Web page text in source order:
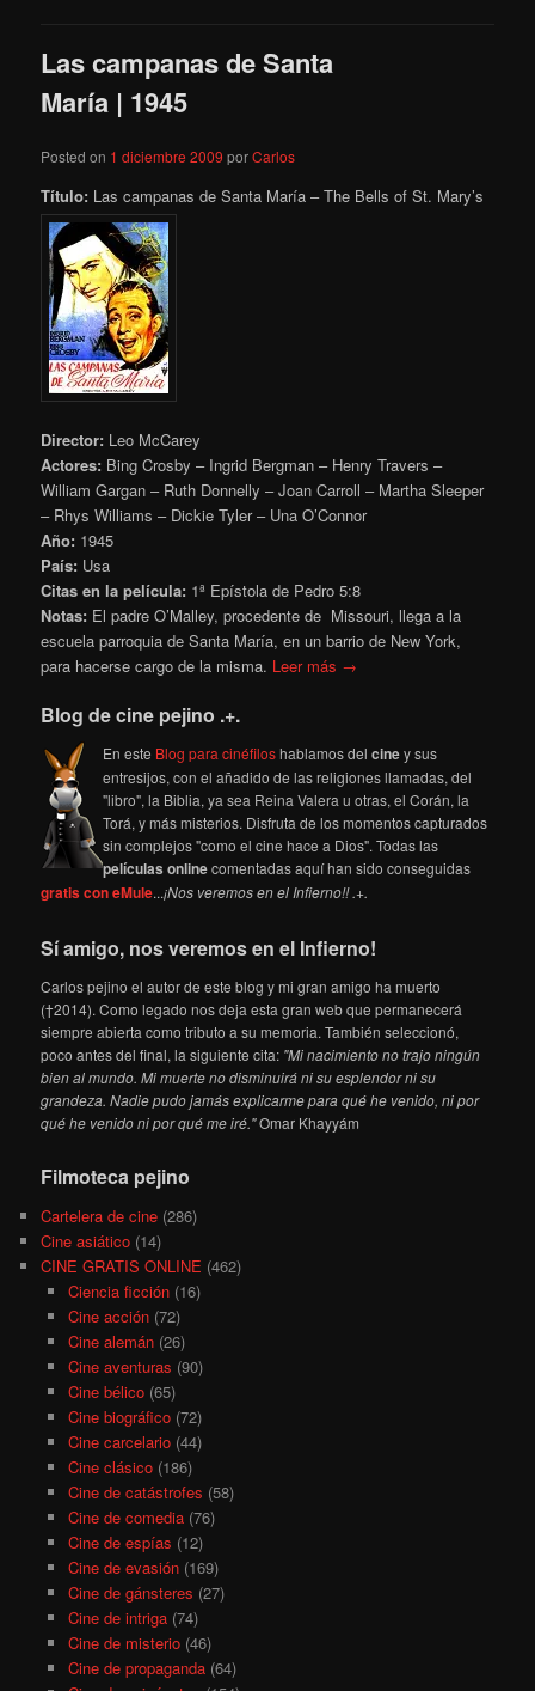
Las campanas de Santa
María | 1945
Posted on 1 diciembre 2009 porCarlos
Título: Las campanas de Santa María – The Bells of St. Mary’s
Director: Leo McCarey
Actores: Bing Crosby – Ingrid Bergman – Henry Travers –
William Gargan – Ruth Donnelly – Joan Carroll – Martha Sleeper
– Rhys Williams – Dickie Tyler – Una O’Connor
Año: 1945
País: Usa
Citas en la película: 1ª Epístola de Pedro 5:8
Notas: El padre O’Malley, procedente de Missouri, llega a la
escuela parroquia de Santa María, en un barrio de New York,
para hacerse cargo de la misma. Leer más →
Blog de cine pejino .+.
En este Blog para cinéfiloshablamos delciney sus
entresijos, con el añadido de las religiones llamadas, del
"libro", la Biblia, ya sea Reina Valera u otras, el Corán, la
Torá, y más misterios. Disfruta de los momentos capturados
sin complejos "como el cine hace a Dios". Todas las
películas onlinecomentadas aquí han sido conseguidas
gratis con eMule...¡Nos veremos en el Infierno!! .+.
Sí amigo, nos veremos en el Infierno!
Carlos pejino el autor de este blog y mi gran amigo ha muerto
(†2014). Como legado nos deja esta gran web que permanecerá
siempre abierta como tributo a su memoria. También seleccionó,
poco antes del final, la siguiente cita: "Mi nacimiento no trajo ningún
bien al mundo. Mi muerte no disminuirá ni su esplendor ni su
grandeza. Nadie pudo jamás explicarme para qué he venido, ni por
qué he venido ni por qué me iré."Omar Khayyám
Filmoteca pejino
Cartelera de cine (286)
Cine asiático (14)
CINE GRATIS ONLINE (462)
Ciencia ficción(16)
Cine acción(72)
Cine alemán(26)
Cine aventuras (90)
Cine bélico(65)
Cine biográfico(72)
Cine carcelario(44)
Cine clásico(186)
Cine de catástrofes (58)
Cine de comedia(76)
Cine de espías (12)
Cine de evasión(169)
Cine de gánsteres (27)
Cine de intriga(74)
Cine de misterio(46)
Cine de propaganda(64)